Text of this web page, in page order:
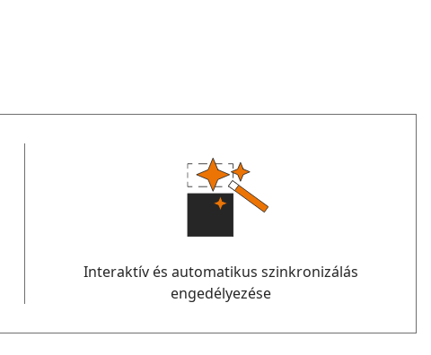
Interaktív és automatikus szinkronizálás
engedélyezése